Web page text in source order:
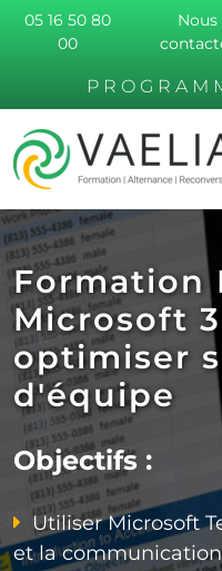
05 16 50 80
00
Nous
Formation
Microsoft
optimiser
d'équipe
Objectifs :
Utiliser Microsoft
et la